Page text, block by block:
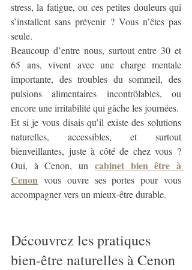
stress, la fatigue, ou ces petites douleurs qui
s’installent sans prévenir ? Vous n’êtes pas
seule.
Beaucoup d’entre nous, surtout entre 30 et
65 ans, vivent avec une charge mentale
importante, des troubles du sommeil, des
pulsions alimentaires incontrôlables, ou
encore une irritabilité qui gâche les journées.
Et si je vous disais qu’il existe des solutions
naturelles, accessibles, et surtout
bienveillantes, juste à côté de chez vous ?
Oui, à Cenon, un cabinet bien être à
Cenon vous ouvre ses portes pour vous
accompagner vers un mieux-être durable.
Découvrez les pratiques
bien-être naturelles à Cenon